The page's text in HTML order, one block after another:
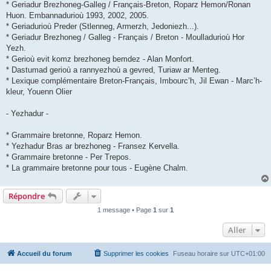
* Geriadur Brezhoneg-Galleg / Français-Breton, Roparz Hemon/Ronan
Huon. Embannadurioù 1993, 2002, 2005.
* Geriadurioù Preder (Stlenneg, Armerzh, Jedoniezh...).
* Geriadur Brezhoneg / Galleg - Français / Breton - Moulladurioù Hor
Yezh.
* Gerioù evit komz brezhoneg bemdez - Alan Monfort.
* Dastumad gerioù a rannyezhoù a gevred, Turiaw ar Menteg.
* Lexique complémentaire Breton-Français, Imbourc’h, Jil Ewan - Marc’h-
kleur, Youenn Olier
- Yezhadur -
* Grammaire bretonne, Roparz Hemon.
* Yezhadur Bras ar brezhoneg - Fransez Kervella.
* Grammaire bretonne - Per Trepos.
* La grammaire bretonne pour tous - Eugène Chalm.
Répondre
1 message • Page 1 sur 1
Aller
Accueil du forum Fuseau horaire sur UTC+01:00
Supprimer les cookies